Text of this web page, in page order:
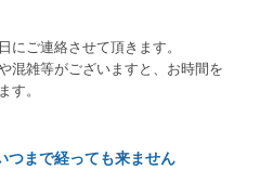
にご連絡させて頂きます。
混雑等がございますと、お時間を
す。
つまで経っても来ません